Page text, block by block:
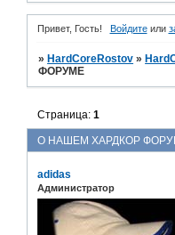
Привет, Гость! Войдитеили
» HardCoreRostov »
ФОРУМЕ
О НАШЕМ ХАРДКОР
Страница:1
adidas
Администратор